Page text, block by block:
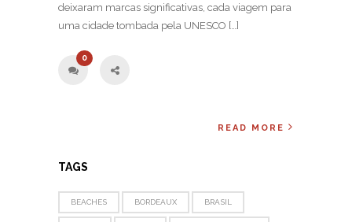
deixaram marcas significativas, cada viagem para
uma cidade tombada pela UNESCO […]
0
READ MORE
TAGS
BEACHES BORDEAUX BRASIL